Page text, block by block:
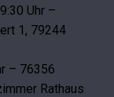
Uhr –
1, 79244
– 76356
Rathaus